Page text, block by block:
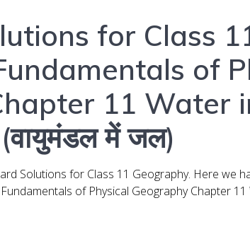
for Class
of
11 Water
में जल)
Solutions for Class 11 Geography. Here we
of Physical Geography Chapter